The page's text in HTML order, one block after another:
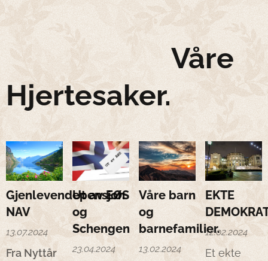
Våre
Hjertesaker.
Gjenlevendepensjon
NAV
13.07.2024
Fra Nyttår
Ut av EØS
og
Schengen
23.04.2024
Våre barn
og
barnefamilier.
13.02.2024
EKTE
12.02.2024
Et ekte